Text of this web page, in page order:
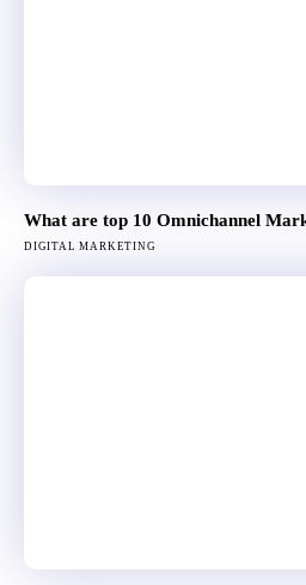
What are top 10 Omnichannel
DIGITAL MARKETING